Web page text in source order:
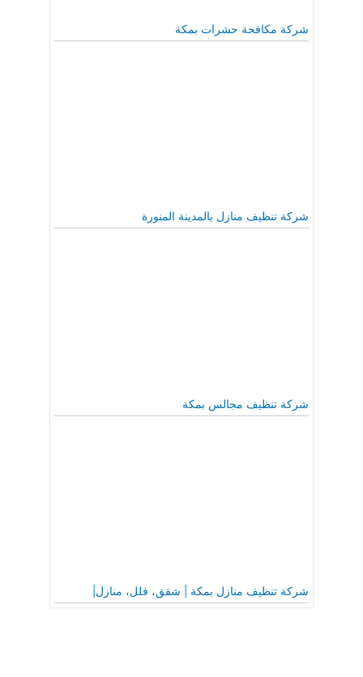
شركة مكافحة حشرات بمكة
شركة تنظيف منازل بالمدينة المنورة
شركة تنظيف مجالس بمكة
شركة تنظيف منازل بمكة | شقق، فلل، منازل|